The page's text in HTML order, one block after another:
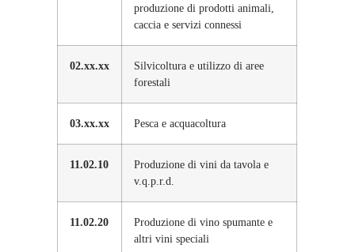
produzione di prodotti animali,
caccia e servizi connessi
02.xx.xx
Silvicoltura e utilizzo di aree
forestali
03.xx.xx Pesca e acquacoltura
11.02.10
Produzione di vini da tavola e
v.q.p.r.d.
11.02.20
Produzione di vino spumante e
altri vini speciali